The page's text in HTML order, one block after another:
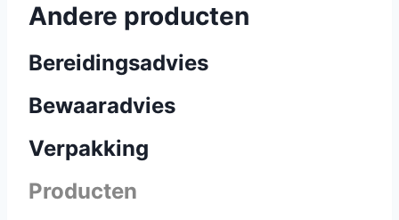
Andere producten
Bereidingsadvies
Bewaaradvies
Verpakking
Producten